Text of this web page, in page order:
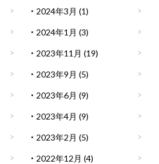
2024年3月 (1)
2024年1月 (3)
2023年11月 (19)
2023年9月 (5)
2023年6月 (9)
2023年4月 (9)
2023年2月 (5)
2022年12月 (4)